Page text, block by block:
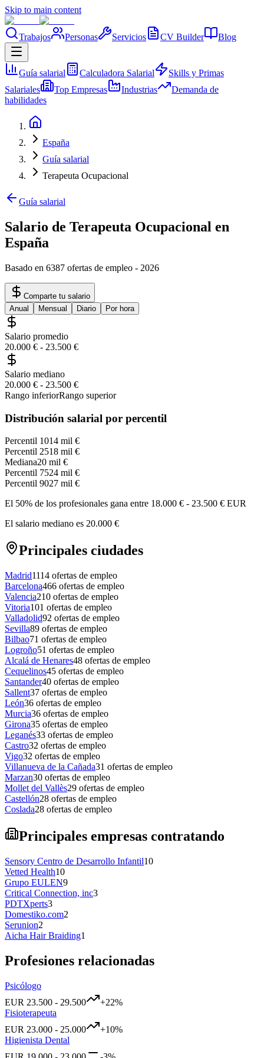
Skip to main content
Trabajos Personas Servicios CV Builder Blog
Guía salarial Calculadora Salarial
Skills y Primas
Salariales
Top Empresas Industrias
Demanda de
habilidades
España
Guía salarial
Terapeuta Ocupacional
Guía salarial
Salario de Terapeuta Ocupacional en
España
Basado en 6387 ofertas de empleo - 2026
Comparte tu salario
Anual
Mensual Diario Por hora
Salario promedio
20.000 € - 23.500 €
Salario mediano
20.000 € - 23.500 €
Rango inferiorRango superior
Distribución salarial por percentil
Percentil 1014 mil €
Percentil 2518 mil €
Mediana20 mil €
Percentil 7524 mil €
Percentil 9027 mil €
El 50% de los profesionales gana entre 18.000 € - 23.500 € EUR
El salario mediano es 20.000 €
Principales ciudades
Madrid1114 ofertas de empleo
Barcelona466 ofertas de empleo
Valencia210 ofertas de empleo
Vitoria101 ofertas de empleo
Valladolid92 ofertas de empleo
Sevilla89 ofertas de empleo
Bilbao71 ofertas de empleo
Logroño51 ofertas de empleo
Alcalá de Henares48 ofertas de empleo
Cequelinos45 ofertas de empleo
Santander40 ofertas de empleo
Sallent37 ofertas de empleo
León36 ofertas de empleo
Murcia36 ofertas de empleo
Girona35 ofertas de empleo
Leganés33 ofertas de empleo
Castro32 ofertas de empleo
Vigo32 ofertas de empleo
Villanueva de la Cañada31 ofertas de empleo
Marzan30 ofertas de empleo
Mollet del Vallès29 ofertas de empleo
Castellón28 ofertas de empleo
Coslada28 ofertas de empleo
Principales empresas contratando
Sensory Centro de Desarrollo Infantil10
Vetted Health10
Grupo EULEN9
Critical Connection, inc3
PDTXperts3
Domestiko.com2
Serunion2
Aicha Hair Braiding1
Profesiones relacionadas
Psicólogo
EUR 23.500 - 29.500 +22%
Fisioterapeuta
EUR 23.000 - 25.000 +10%
Higienista Dental